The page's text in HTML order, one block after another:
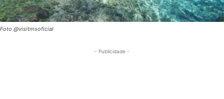
Foto @visitmsoficial
- Publicidade -